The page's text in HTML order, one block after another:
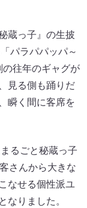
蔵っ子』の生披
パラパパッパ～
往年のギャグが
見る側も踊りだ
瞬く間に客席を
るごと秘蔵っ子
さんから大きな
なせる個性派ユ
なりました。